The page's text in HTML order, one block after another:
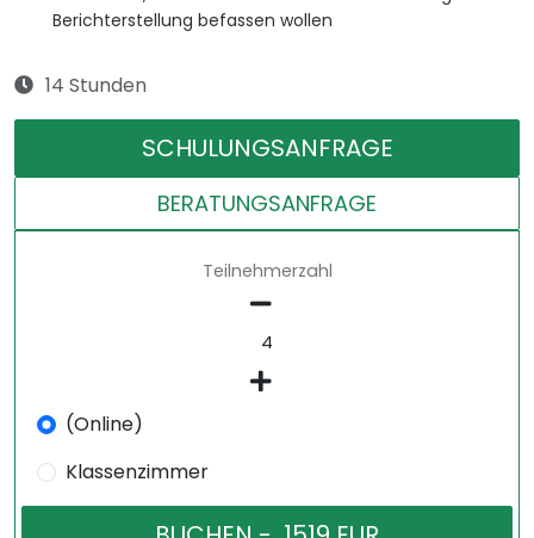
Berichterstellung befassen wollen
14 Stunden
SCHULUNGSANFRAGE
BERATUNGSANFRAGE
Teilnehmerzahl
(Online)
Klassenzimmer